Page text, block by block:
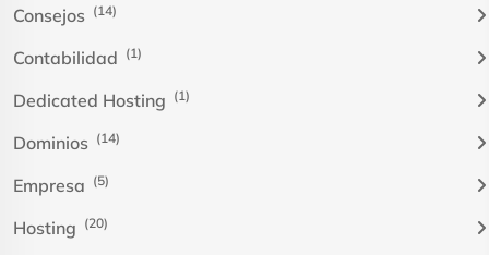
Consejos (14)
Contabilidad (1)
Dedicated Hosting (1)
Dominios (14)
Empresa (5)
Hosting (20)